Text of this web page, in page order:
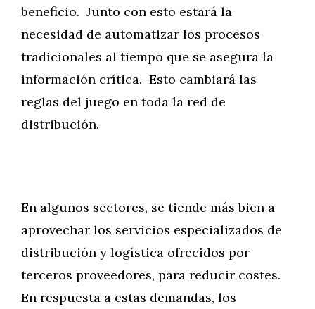
beneficio. Junto con esto estará la
necesidad de automatizar los procesos
tradicionales al tiempo que se asegura la
información crítica. Esto cambiará las
reglas del juego en toda la red de
distribución.
En algunos sectores, se tiende más bien a
aprovechar los servicios especializados de
distribución y logística ofrecidos por
terceros proveedores, para reducir costes.
En respuesta a estas demandas, los